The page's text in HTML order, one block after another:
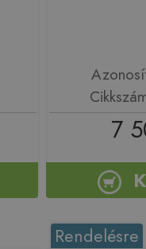
7
Rendelésre